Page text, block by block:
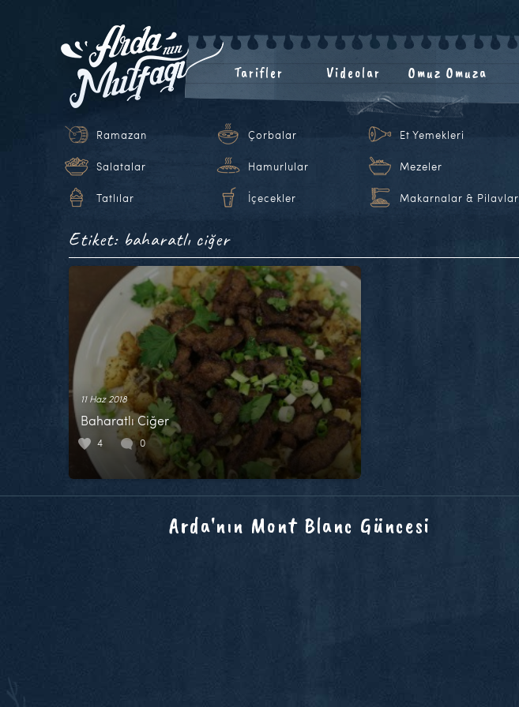
Tarifler Videolar Omuz Omuza
Ramazan Çorbalar Et Yemekleri
Salatalar Hamurlular Mezeler
Tatlılar İçecekler Makarnalar & Pilavlar
Etiket: baharatlı ciğer
11 Haz 2018
Baharatlı Ciğer
4 0
Arda'nın Mont Blanc Güncesi